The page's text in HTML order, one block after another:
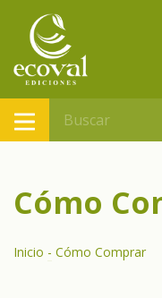
Cómo
Inicio - Cómo Comprar